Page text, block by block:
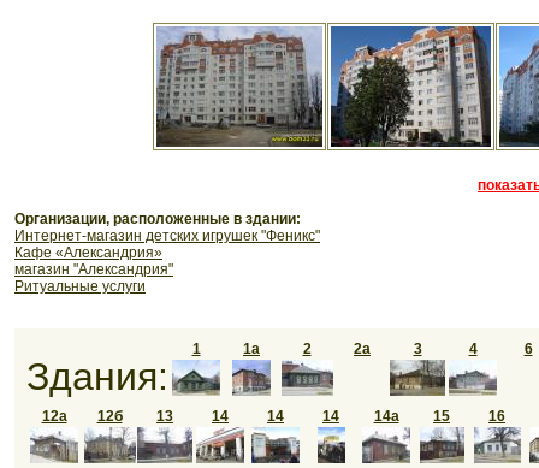
Организации, расположенные в здании:
Интернет-магазин детских игрушек "Феникс"
Кафе «Александрия»
магазин "Александрия"
Ритуальные услуги
Здания:
1 1а 2 2а 3 4 6
12а 12б 13 14 14 14 14а 15 16